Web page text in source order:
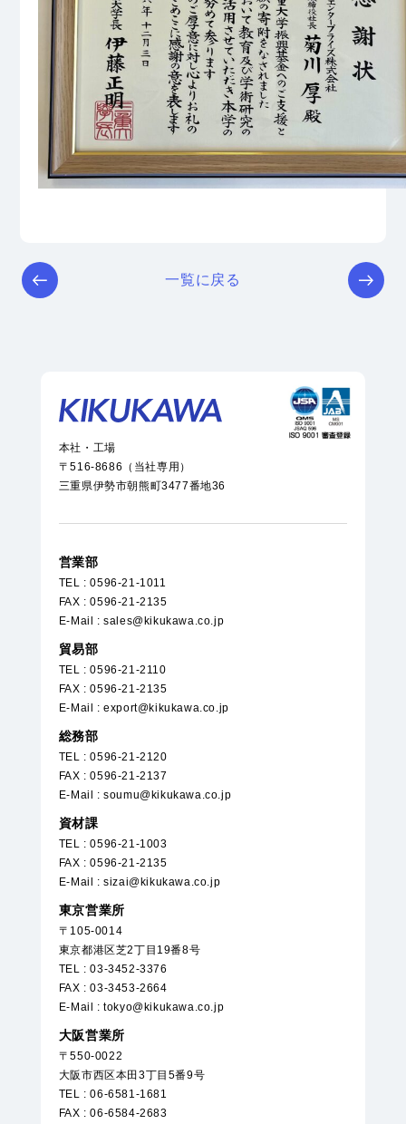
一覧に戻る
本社・工場
〒516-8686（当社専用）
三重県伊勢市朝熊町3477番地36
営業部
TEL : 0596-21-1011
FAX : 0596-21-2135
E-Mail : sales@kikukawa.co.jp
貿易部
TEL : 0596-21-2110
FAX : 0596-21-2135
E-Mail : export@kikukawa.co.jp
総務部
TEL : 0596-21-2120
FAX : 0596-21-2137
E-Mail : soumu@kikukawa.co.jp
資材課
TEL : 0596-21-1003
FAX : 0596-21-2135
E-Mail : sizai@kikukawa.co.jp
東京営業所
〒105-0014
東京都港区芝2丁目19番8号
TEL : 03-3452-3376
FAX : 03-3453-2664
E-Mail : tokyo@kikukawa.co.jp
大阪営業所
〒550-0022
大阪市西区本田3丁目5番9号
TEL : 06-6581-1681
FAX : 06-6584-2683